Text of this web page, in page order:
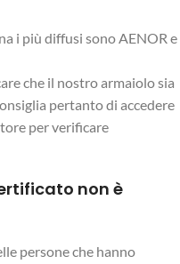
i più diffusi sono AENOR e
che il nostro armaiolo sia
pertanto di accedere
per verificare
non è
persone che hanno